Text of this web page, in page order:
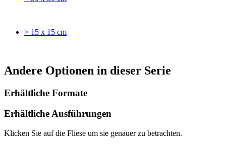
> 15 x 15 cm
Andere Optionen in dieser Serie
Erhältliche Formate
Erhältliche Ausführungen
Klicken Sie auf die Fliese um sie genauer zu betrachten.